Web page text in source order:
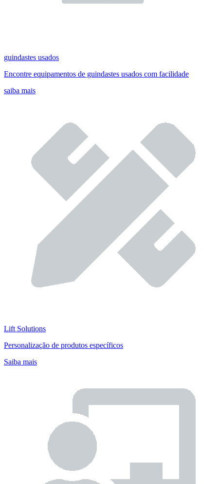
guindastes usados
Encontre equipamentos de guindastes usados com facilidade
saiba mais
Lift Solutions
Personalização de produtos específicos
Saiba mais